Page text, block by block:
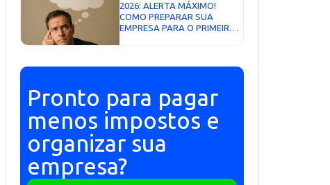
2026: ALERTA MÁXIMO!
COMO PREPARAR SUA
EMPRESA PARA O PRIMEIRO
Pronto para pagar
menos impostos e
organizar sua
empresa?